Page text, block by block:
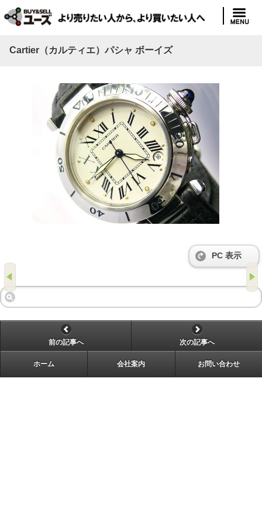
Cartier（カルティエ）パシャ ボーイズ
PC 表示
前の記事へ 次の記事へ
ホーム 会社案内 お問い合わせ